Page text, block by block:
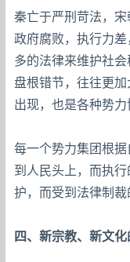
秦亡于严刑苛法，
政府腐败，执行力
多的法律来维护社
盘根错节，往往更
出现，也是各种势力
每一个势力集团根
到人民头上，而执
护，而受到法律制裁
四、新宗教、新文